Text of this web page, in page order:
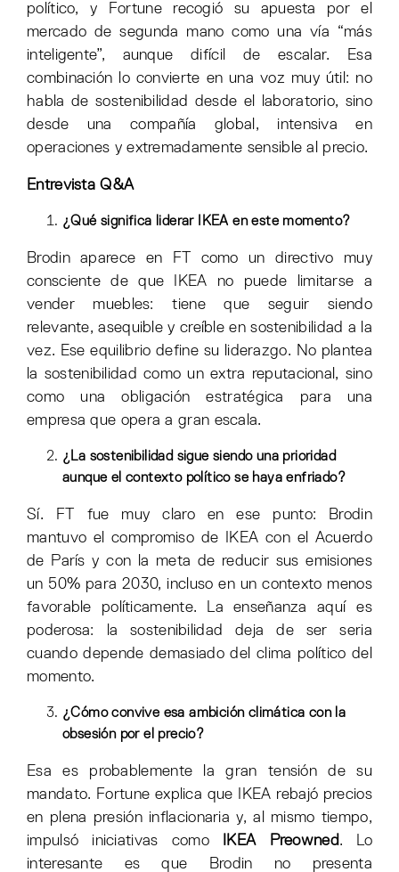
político, y Fortune recogió su apuesta por el
mercado de segunda mano como una vía “más
inteligente”, aunque difícil de escalar. Esa
combinación lo convierte en una voz muy útil: no
habla de sostenibilidad desde el laboratorio, sino
desde una compañía global, intensiva en
operaciones y extremadamente sensible al precio.
Entrevista Q&A
¿Qué significa liderar IKEA en este momento?
Brodin aparece en FT como un directivo muy
consciente de que IKEA no puede limitarse a
vender muebles: tiene que seguir siendo
relevante, asequible y creíble en sostenibilidad a la
vez. Ese equilibrio define su liderazgo. No plantea
la sostenibilidad como un extra reputacional, sino
como una obligación estratégica para una
empresa que opera a gran escala.
¿La sostenibilidad sigue siendo una prioridad
aunque el contexto político se haya enfriado?
Sí. FT fue muy claro en ese punto: Brodin
mantuvo el compromiso de IKEA con el Acuerdo
de París y con la meta de reducir sus emisiones
un 50% para 2030, incluso en un contexto menos
favorable políticamente. La enseñanza aquí es
poderosa: la sostenibilidad deja de ser seria
cuando depende demasiado del clima político del
momento.
¿Cómo convive esa ambición climática con la
obsesión por el precio?
Esa es probablemente la gran tensión de su
mandato. Fortune explica que IKEA rebajó precios
en plena presión inflacionaria y, al mismo tiempo,
impulsó iniciativas como
IKEA Preowned. Lo
interesante es que Brodin no presenta